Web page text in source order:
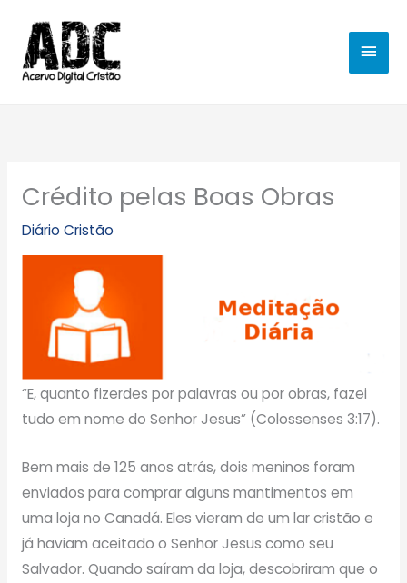
para
conteúdo
Crédito pelas Boas Obras
Diário Cristão
“E, quanto fizerdes por palavras ou por obras, fazei
tudo em nome do Senhor Jesus” (Colossenses 3:17).
Bem mais de 125 anos atrás, dois meninos foram
enviados para comprar alguns mantimentos em
uma loja no Canadá. Eles vieram de um lar cristão e
já haviam aceitado o Senhor Jesus como seu
Salvador. Quando saíram da loja, descobriram que o